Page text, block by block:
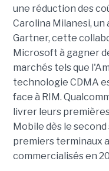
une réduction des
Carolina Milanesi,
Gartner, cette
Microsoft à gagner
marchés tels que
technologie CDMA
face à RIM.
livrer leurs
Mobile dès le
premiers terminaux
commercialisés en